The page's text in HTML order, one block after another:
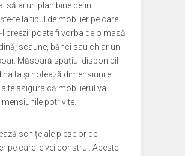
să ai un plan bine definit.
te la tipul de mobilier pe care
l creezi: poate fi vorba de o masă
scaune, bănci sau chiar un
Măsoară spațiul disponibil
ta și notează dimensiunile
te asigura că mobilierul va
potrivite.
schițe ale pieselor de
pe care le vei construi. Aceste